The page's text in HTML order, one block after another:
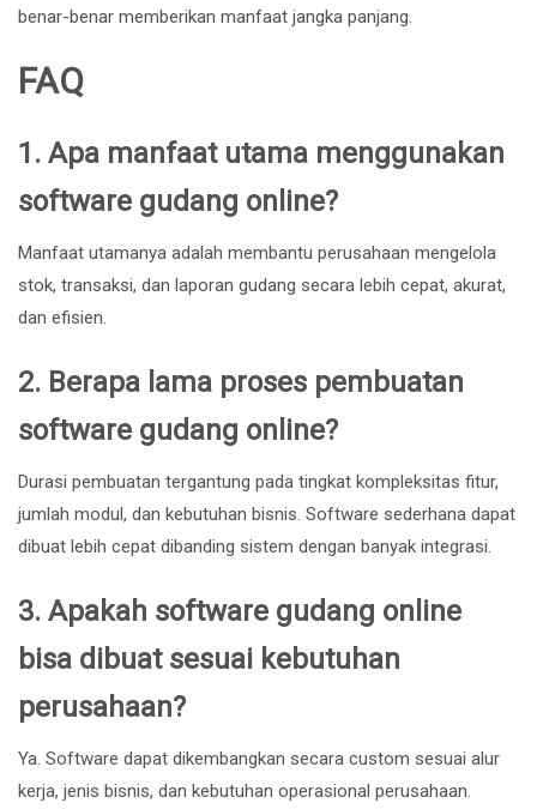
benar-benar memberikan manfaat jangka panjang.
FAQ
1. Apa manfaat utama menggunakan
software gudang online?
Manfaat utamanya adalah membantu perusahaan mengelola
stok, transaksi, dan laporan gudang secara lebih cepat, akurat,
dan efisien.
2. Berapa lama proses pembuatan
software gudang online?
Durasi pembuatan tergantung pada tingkat kompleksitas fitur,
jumlah modul, dan kebutuhan bisnis. Software sederhana dapat
dibuat lebih cepat dibanding sistem dengan banyak integrasi.
3. Apakah software gudang online
bisa dibuat sesuai kebutuhan
perusahaan?
Ya. Software dapat dikembangkan secara custom sesuai alur
kerja, jenis bisnis, dan kebutuhan operasional perusahaan.